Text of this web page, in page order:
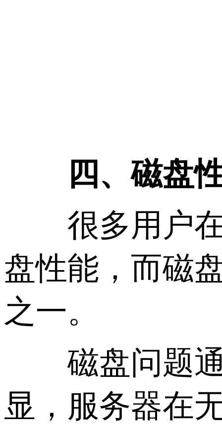
四、磁盘性
很多用户在
盘性能，而磁
之一。
磁盘问题通
显，服务器在